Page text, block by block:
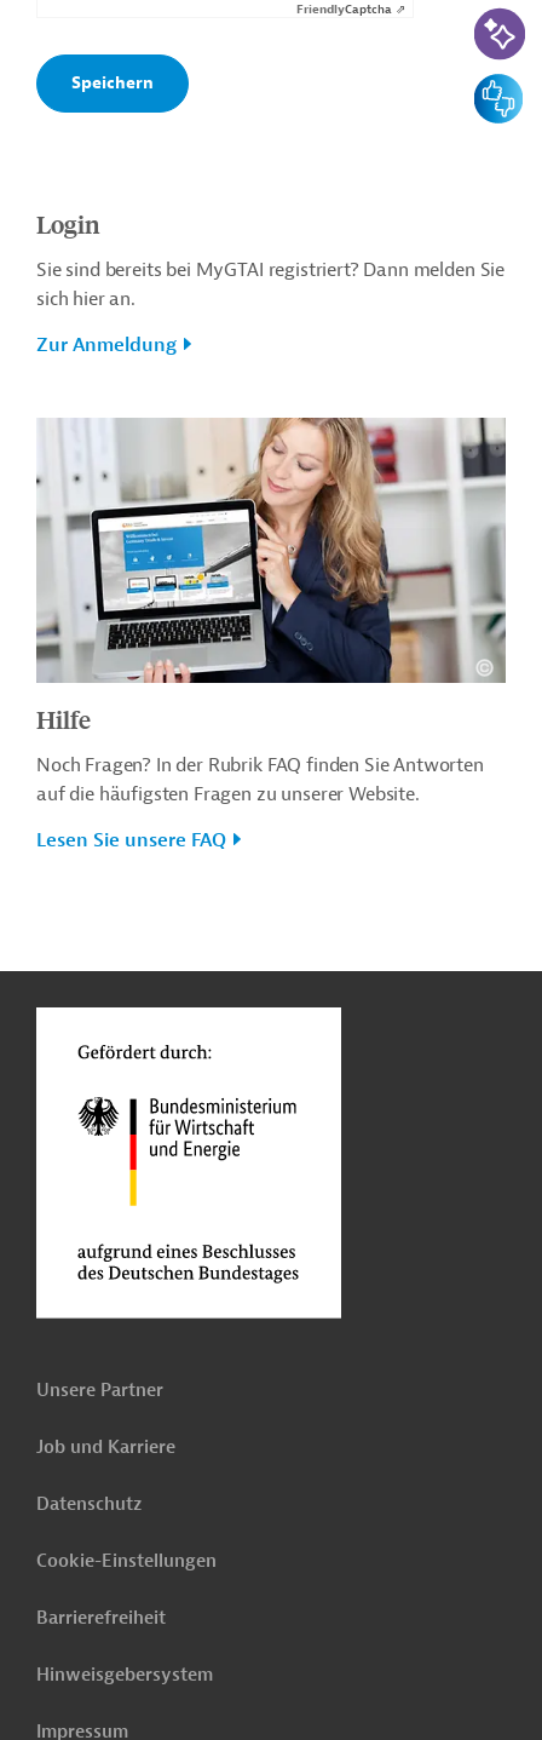
FriendlyCaptcha ⇗
Login
Sie sind bereits bei MyGTAI registriert? Dann melden Sie
sich hier an.
Zur Anmeldung
Hilfe
Noch Fragen? In der Rubrik FAQ finden Sie Antworten
auf die häufigsten Fragen zu unserer Website.
Lesen Sie unsere FAQ
Unsere Partner
Job und Karriere
Datenschutz
Cookie-Einstellungen
Barrierefreiheit
Hinweisgebersystem
Impressum
KI-